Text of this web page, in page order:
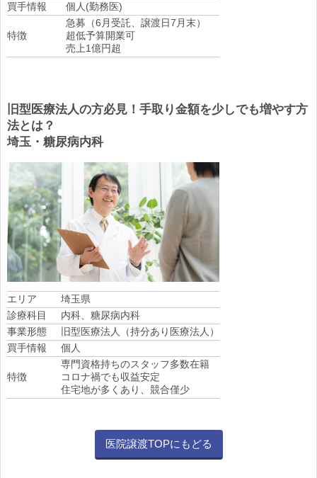
買手情報
個人(勤務医)
特徴
急募（6月受託、譲渡日7月末）
超低予算開業可
売上1億円超
旧型医療法人の方必見！手取り金額を少しでも増やす方
法とは？
埼玉・糖尿病内科
エリア
埼玉県
診療科目
内科、糖尿病内科
事業形態
旧型医療法人（持分あり医療法人）
買手情報
個人
特徴
専門資格持ちのスタッフ多数在籍
コロナ禍でも収益安定
住宅地が多くあり、競合僅少
医院譲渡TOPにもどる